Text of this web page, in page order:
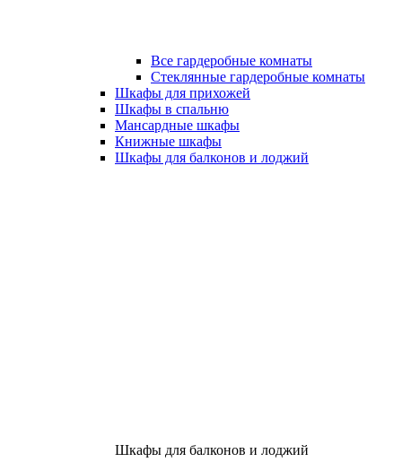
Все гардеробные комнаты
Стеклянные гардеробные комнаты
Шкафы для прихожей
Шкафы в спальню
Мансардные шкафы
Книжные шкафы
Шкафы для балконов и лоджий
Шкафы для балконов и лоджий